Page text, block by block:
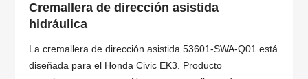
Cremallera de dirección asistida
hidráulica
La cremallera de dirección asistida 53601-SWA-Q01 está
diseñada para el Honda Civic EK3. Producto